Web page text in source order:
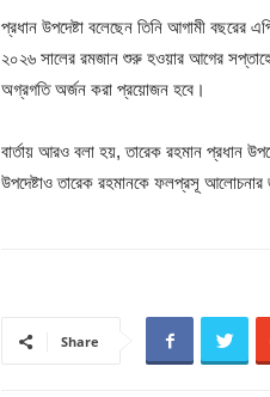
প্রধান উপদেষ্টা বলেছেন তিনি আগামী বছরের
২০২৬ সালের রমজান শুরু হওয়ার আগের
অগ্রগতি‌ অর্জন করা প্রয়োজন হবে।
বার্তায় আরও বলা হয়, তারেক রহমান প্রধান
উপদেষ্টাও তারেক রহমানকে ফলপ্রসূ আলোচনার
Share